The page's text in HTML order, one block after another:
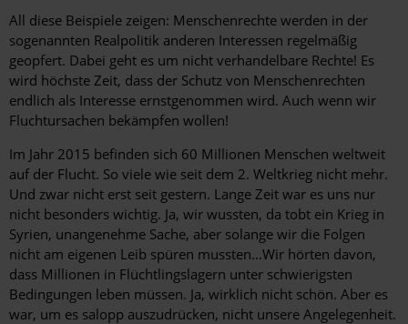
All diese Beispiele zeigen: Menschenrechte werden in der
sogenannten Realpolitik anderen Interessen regelmäßig
geopfert. Dabei geht es um nicht verhandelbare Rechte! Es
wird höchste Zeit, dass der Schutz von Menschenrechten
endlich als Interesse ernstgenommen wird. Auch wenn wir
Fluchtursachen bekämpfen wollen!
Im Jahr 2015 befinden sich 60 Millionen Menschen weltweit
auf der Flucht. So viele wie seit dem 2. Weltkrieg nicht mehr.
Und zwar nicht erst seit gestern. Lange Zeit war es uns nur
nicht besonders wichtig. Ja, wir wussten, da tobt ein Krieg in
Syrien, unangenehme Sache, aber solange wir die Folgen
nicht am eigenen Leib spüren mussten...Wir hörten davon,
dass Millionen in Flüchtlingslagern unter schwierigsten
Bedingungen leben müssen. Ja, wirklich nicht schön. Aber es
war, um es salopp auszudrücken, nicht unsere Angelegenheit.